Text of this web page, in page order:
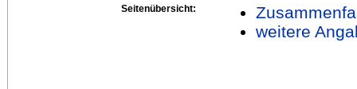
Seitenübersicht:
weitere